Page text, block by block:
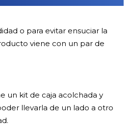
o para evitar ensuciar la
viene con un par de
un kit de caja acolchada y
llevarla de un lado a otro